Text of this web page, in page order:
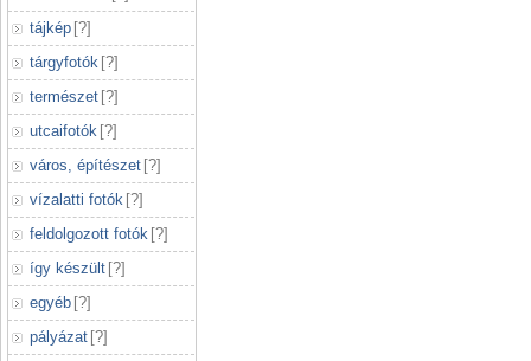
tájkép [?]
tárgyfotók [?]
természet [?]
utcaifotók [?]
város, építészet [?]
vízalatti fotók [?]
feldolgozott fotók [?]
így készült [?]
egyéb [?]
pályázat [?]